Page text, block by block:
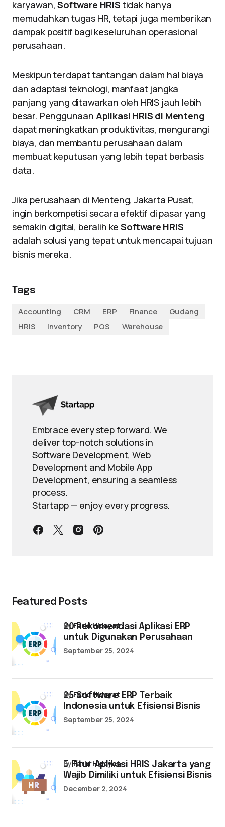
karyawan,Software HRIS tidak hanya
memudahkan tugas HR, tetapi juga memberikan
dampak positif bagi keseluruhan operasional
perusahaan.
Meskipun terdapat tantangan dalam hal biaya
dan adaptasi teknologi, manfaat jangka
panjang yang ditawarkan oleh HRIS jauh lebih
besar. Penggunaan Aplikasi HRIS di Menteng
dapat meningkatkan produktivitas, mengurangi
biaya, dan membantu perusahaan dalam
membuat keputusan yang lebih tepat berbasis
data.
Jika perusahaan di Menteng, Jakarta Pusat,
ingin berkompetisi secara efektif di pasar yang
semakin digital, beralih ke Software HRIS
adalah solusi yang tepat untuk mencapai tujuan
bisnis mereka.
Tags
Accounting
CRM ERP Finance
Gudang
HRIS
Inventory POS Warehouse
Embrace every step forward. We
deliver top-notch solutions in
Software Development, Web
Development and Mobile App
Development, ensuring a seamless
process.
Startapp — enjoy every progress.
Featured Posts
20 Rekomendasi Aplikasi ERP
untuk Digunakan Perusahaan
byFarid Hidayat
September 25, 2024
25 Software ERP Terbaik
Indonesia untuk Efisiensi Bisnis
byFarid Hidayat
September 25, 2024
5 Fitur Aplikasi HRIS Jakarta yang
Wajib Dimiliki untuk Efisiensi Bisnis
byFarid Hidayat
December 2, 2024